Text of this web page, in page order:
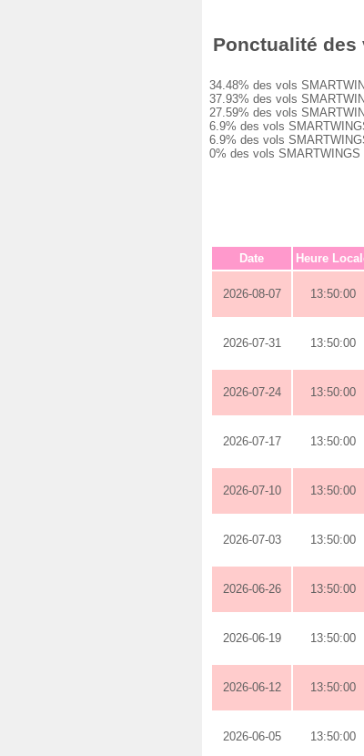
Ponctualité des
34.48% des vols
37.93% des vols
27.59% des vols
6.9% des vols
6.9% des vols
0% des vols SMARTWINGS
Date Heure
2026-08-07 13:50:00
2026-07-31 13:50:00
2026-07-24 13:50:00
2026-07-17 13:50:00
2026-07-10 13:50:00
2026-07-03 13:50:00
2026-06-26 13:50:00
2026-06-19 13:50:00
2026-06-12 13:50:00
2026-06-05 13:50:00